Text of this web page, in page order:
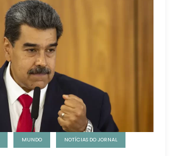
MUNDO NOTÍCIAS DO JORNAL